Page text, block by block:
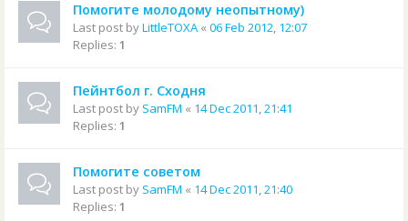
Помогите молодому неопытному)
Last post byLittleTOXA « 06 Feb 2012, 12:07
Replies: 1
Пейнтбол г. Сходня
Last post by SamFM « 14 Dec 2011, 21:41
Replies: 1
Помогите советом
Last post by SamFM « 14 Dec 2011, 21:40
Replies: 1